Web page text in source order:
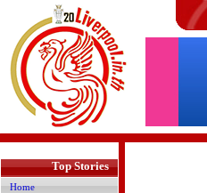
Top Stories
Home